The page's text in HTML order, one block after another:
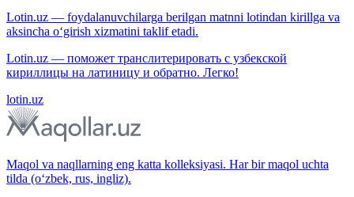
Lotin.uz — foydalanuvchilarga berilgan matnni lotindan kirillga va
aksincha o‘girish xizmatini taklif etadi.
Lotin.uz — поможет транслитерировать с узбекской
кириллицы на латиницу и обратно. Легко!
lotin.uz
Maqol va naqllarning eng katta kolleksiyasi. Har bir maqol uchta
tilda (o‘zbek, rus, ingliz).